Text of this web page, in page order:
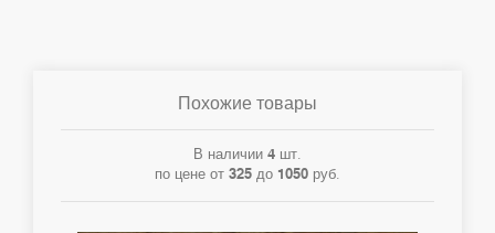
Похожие товары
В наличии 4 шт.
по цене от 325 до 1050 руб.